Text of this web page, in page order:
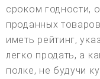
сроком годности,
проданных
иметь рейтинг,
легко продать, а
полке, не будучи